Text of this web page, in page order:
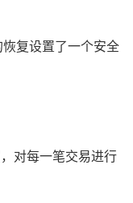
复设置了一个安全
对每一笔交易进行